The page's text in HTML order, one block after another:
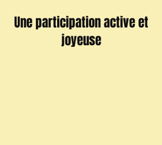
Une participation active et
joyeuse